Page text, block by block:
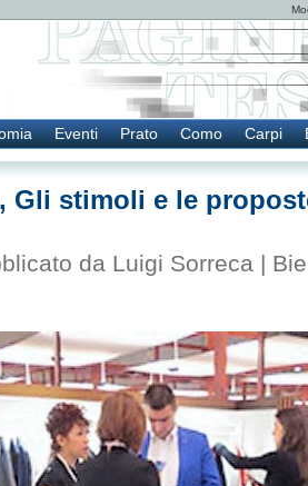
Eventi Prato Como Carpi
Gli stimoli e le
da Luigi Sorreca |